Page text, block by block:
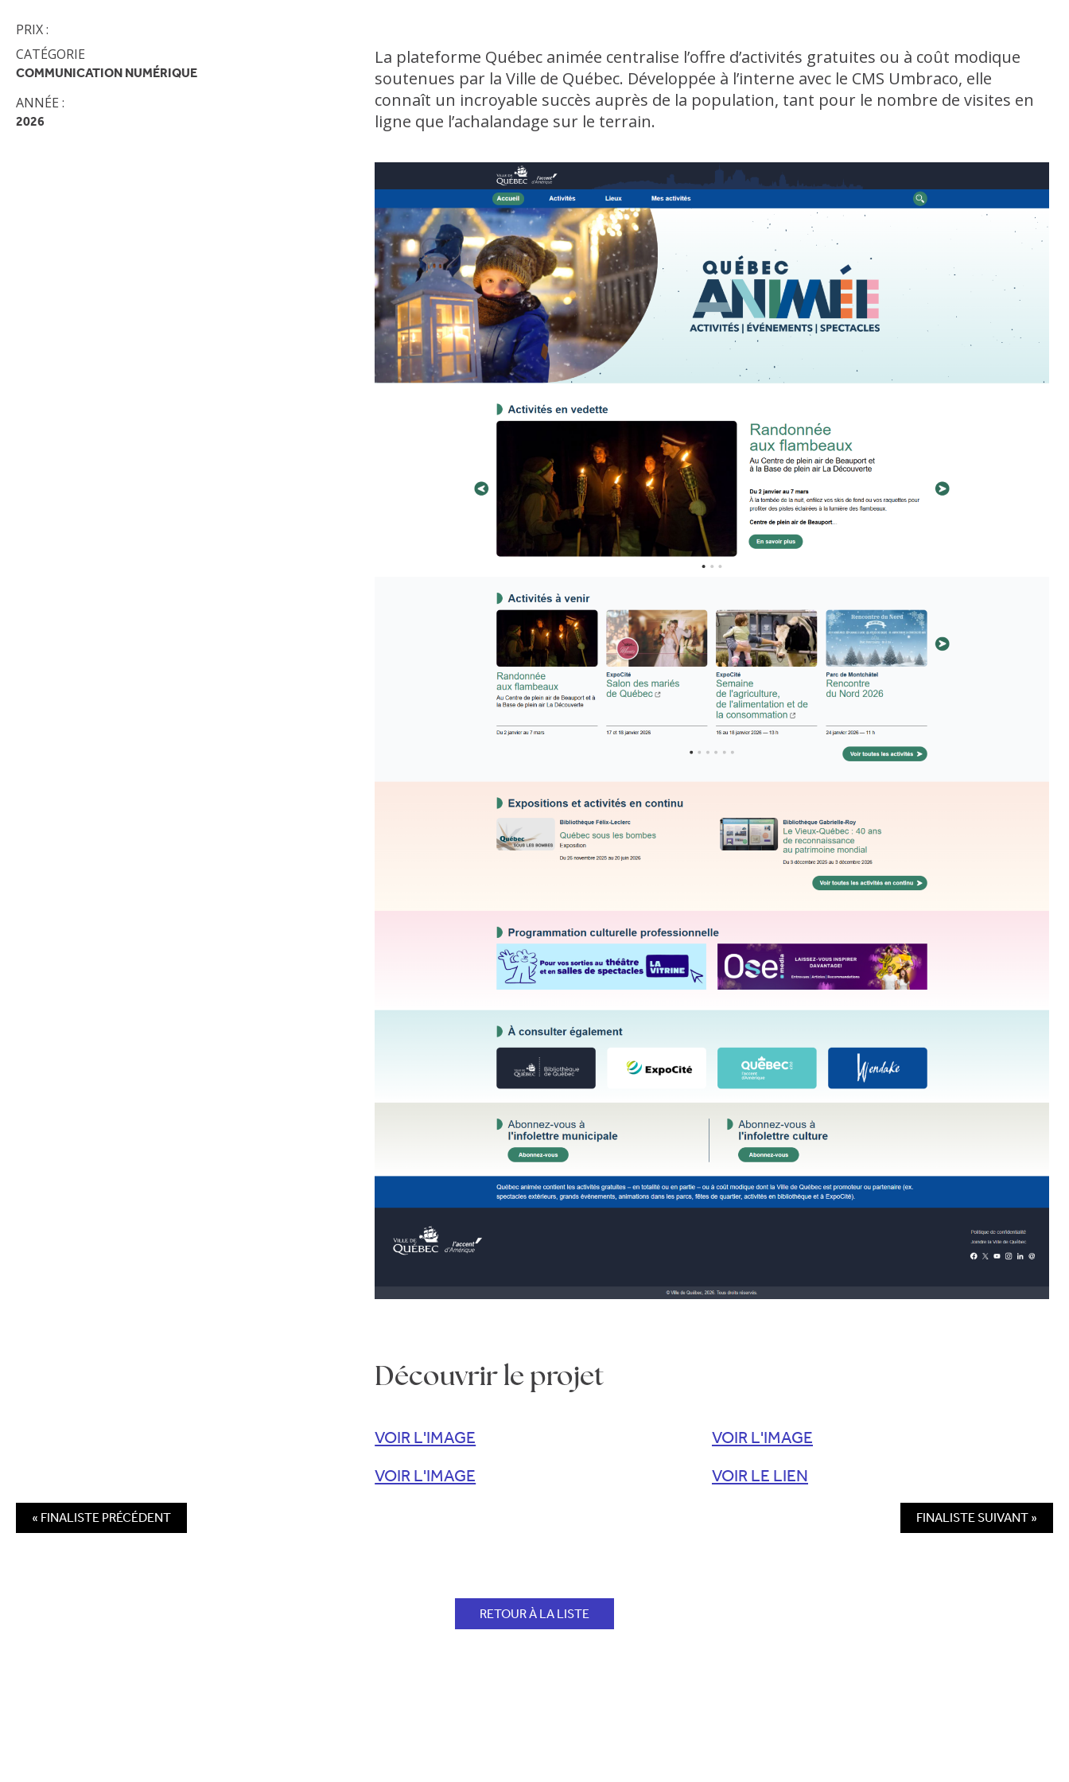
PRIX :
CATÉGORIE
COMMUNICATION NUMÉRIQUE
ANNÉE :
2026
La plateforme Québec animée centralise l’offre d’activités gratuites ou à coût modique
soutenues par la Ville de Québec. Développée à l’interne avec le CMS Umbraco, elle
connaît un incroyable succès auprès de la population, tant pour le nombre de visites en
ligne que l’achalandage sur le terrain.
Découvrir le projet
VOIR L'IMAGE
VOIR L'IMAGE
VOIR L'IMAGE
VOIR LE LIEN
« FINALISTE PRÉCÉDENT FINALISTE SUIVANT »
RETOUR À LA LISTE